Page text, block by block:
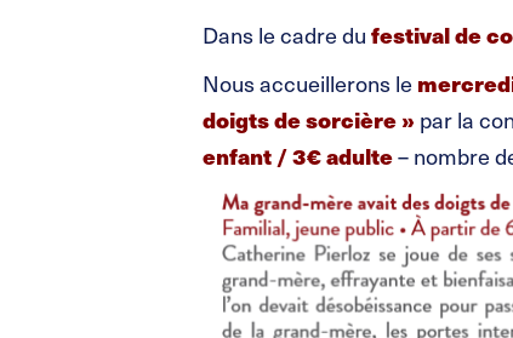
Dans le cadre dufestival de
Nous accueillerons le
doigts de sorcière » par la
enfant / 3€ adulte– nombre